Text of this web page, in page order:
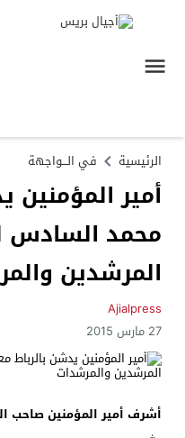
الرئيسية في الـــواجهة
أمير
محمد السادس
المرشدين
Ajialpress
27 مارس 2015
أشرف أمير المؤمنين صاحب